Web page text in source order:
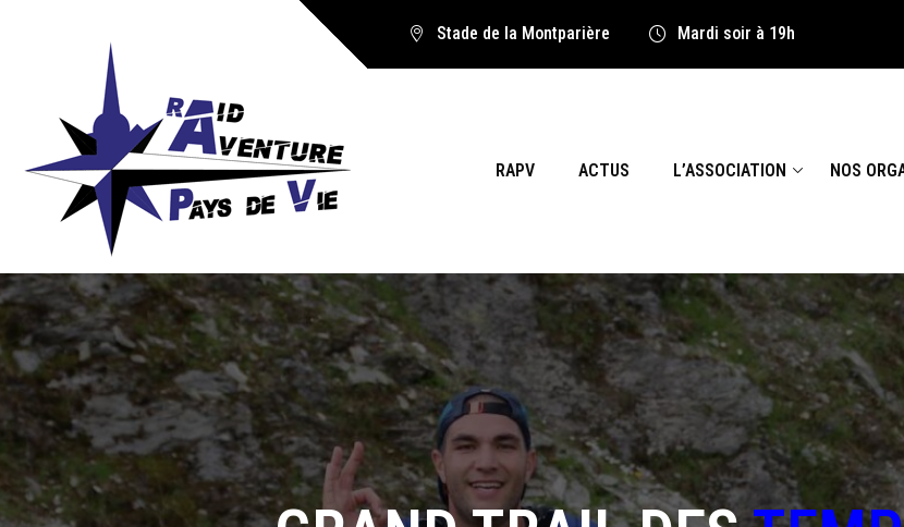
Stade de la Montparière Mardi soir à 19h
RAPV ACTUS L’ASSOCIATION NOS